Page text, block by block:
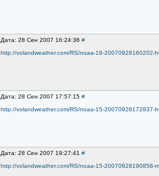
Дата: 28 Сен 2007 16:24:36 #
http://volandweather.com/RS/noaa-18-20070928160202-
Дата: 28 Сен 2007 17:57:15 #
http://volandweather.com/RS/noaa-15-20070928172837-
Дата: 28 Сен 2007 19:27:41 #
http://volandweather.com/RS/noaa-15-20070928190858-